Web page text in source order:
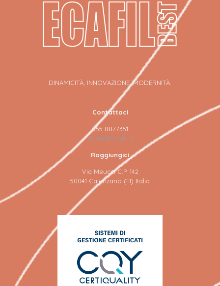
DINAMICITÀ, INNOVAZIONE, MODERNITÀ.
Contattaci
055 8877351
ecafil@ecafil.it
Raggiungici
Via Meucci C.P. 142
50041 Calenzano (FI) Italia